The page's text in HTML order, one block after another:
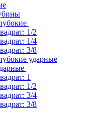
1/2
1/4
3/8
ударные
1
1/2
3/4
3/8